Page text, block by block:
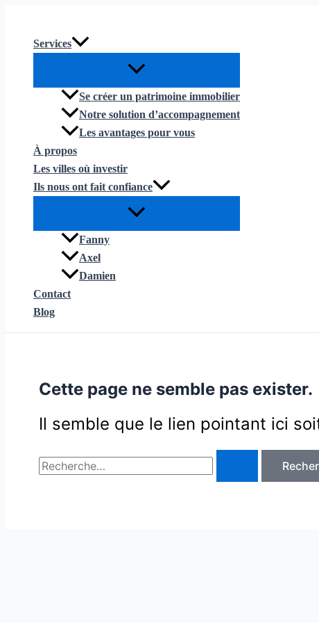
contenuServices
Se créer un patrimoine immobilier
Notre solution d’accompagnement
Les avantages pour vous
À propos
Les villes où investir
Ils nous ont fait confiance
Fanny
Axel
Damien
Contact
Blog
Cette page ne semble pas exister.
Il semble que le lien pointant ici